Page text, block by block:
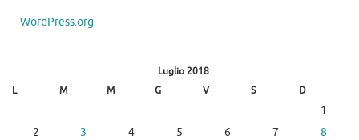
WordPress.org
Luglio 2018
L
M M G V S D
1
2
3 4 5 6 7
8